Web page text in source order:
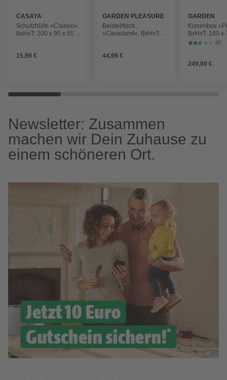
CASAYA
Schutzhülle »Classic«,
BxHxT: 200 x 95 x 95
15,99 €
GARDEN PLEASURE
Beistelltisch
»Cleveland«, BxHxT:
44,99 €
GARDEN
Kissenbox
BxHxT: 160 x
cm, schwarz
(4)
249,00 €
Newsletter: Zusammen
machen wir Dein Zuhause zu
einem schöneren Ort.